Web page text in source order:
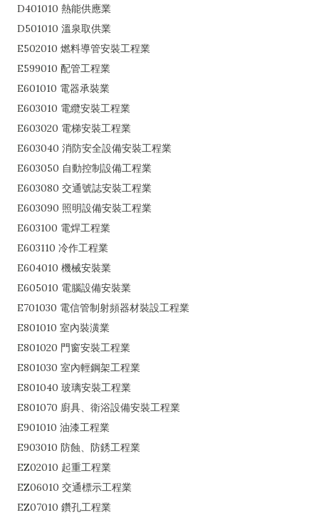
D401010 熱能供應業
D501010 溫泉取供業
E502010 燃料導管安裝工程業
E599010 配管工程業
E601010 電器承裝業
E603010 電纜安裝工程業
E603020 電梯安裝工程業
E603040 消防安全設備安裝工程業
E603050 自動控制設備工程業
E603080 交通號誌安裝工程業
E603090 照明設備安裝工程業
E603100 電焊工程業
E603110 冷作工程業
E604010 機械安裝業
E605010 電腦設備安裝業
E701030 電信管制射頻器材裝設工程業
E801010 室內裝潢業
E801020 門窗安裝工程業
E801030 室內輕鋼架工程業
E801040 玻璃安裝工程業
E801070 廚具、衛浴設備安裝工程業
E901010 油漆工程業
E903010 防蝕、防銹工程業
EZ02010 起重工程業
EZ06010 交通標示工程業
EZ07010 鑽孔工程業